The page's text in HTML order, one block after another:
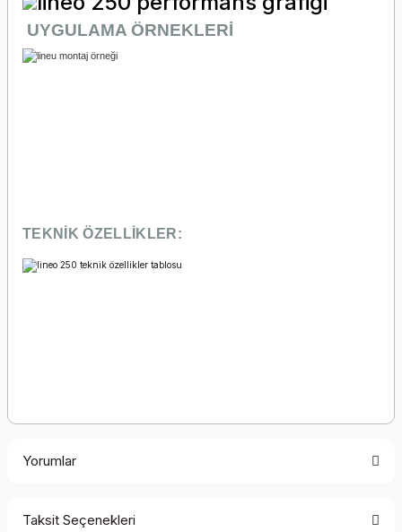
UYGULAMA ÖRNEKLERİ
TEKNİK ÖZELLİKLER:
Yorumlar
Taksit Seçenekleri